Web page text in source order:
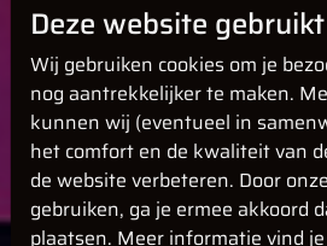
Deze website
Wij gebruiken cookies om je
nog aantrekkelijker te maken.
kunnen wij (eventueel in
het comfort en de kwaliteit van
de website verbeteren. Door
gebruiken, ga je ermee akkoord
plaatsen. Meer informatie vind